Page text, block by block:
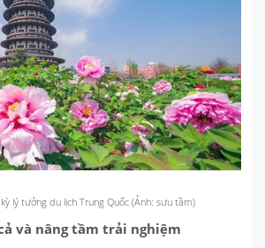
lý tưởng du lịch Trung Quốc (Ảnh: sưu tầm)
và nâng tầm trải nghiệm